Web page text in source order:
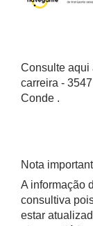
Consulte aqui
carreira -
Conde .
Nota
A informação
consultiva
estar